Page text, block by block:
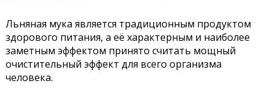
Льняная мука является традиционным продуктом
здорового питания, а её характерным и наиболее
заметным эффектом принято считать мощный
очистительный эффект для всего организма
человека.